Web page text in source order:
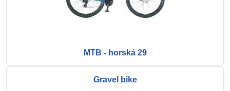
MTB - horská 29
Gravel bike